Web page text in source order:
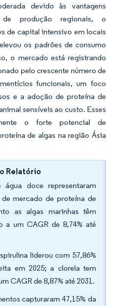
devido às vantagens
produção regionais, o
de capital intensivo em locais
os padrões de consumo
o mercado está registrando
pelo crescente número de
funcionais, um foco
e a adoção de proteína de
sensíveis ao custo. Esses
o forte potencial de
de algas na região Ásia
Relatório
doce representaram
mercado de proteína de
as algas marinhas têm
a um CAGR de 8,74% até
liderou com 57,86%
em 2025; a clorela tem
CAGR de 8,87% até 2031.
capturaram 47,15% da